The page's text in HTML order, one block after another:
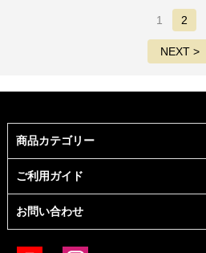
1 2
NEXT >
商品カテゴリー
ご利用ガイド
お問い合わせ